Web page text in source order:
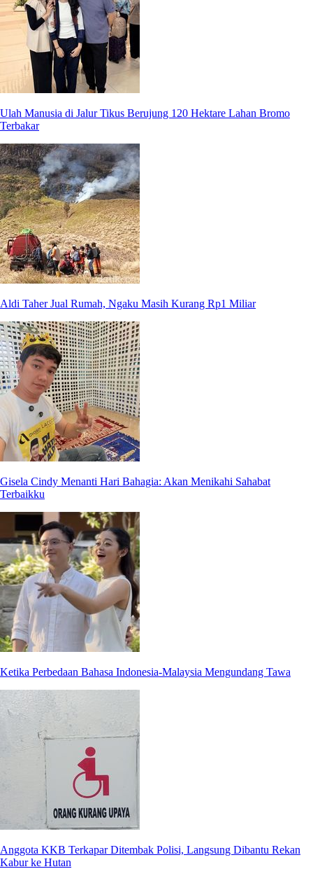
Ulah Manusia di Jalur Tikus Berujung 120 Hektare Lahan Bromo
Terbakar
Aldi Taher Jual Rumah, Ngaku Masih Kurang Rp1 Miliar
Gisela Cindy Menanti Hari Bahagia: Akan Menikahi Sahabat
Terbaikku
Ketika Perbedaan Bahasa Indonesia-Malaysia Mengundang Tawa
Anggota KKB Terkapar Ditembak Polisi, Langsung Dibantu Rekan
Kabur ke Hutan